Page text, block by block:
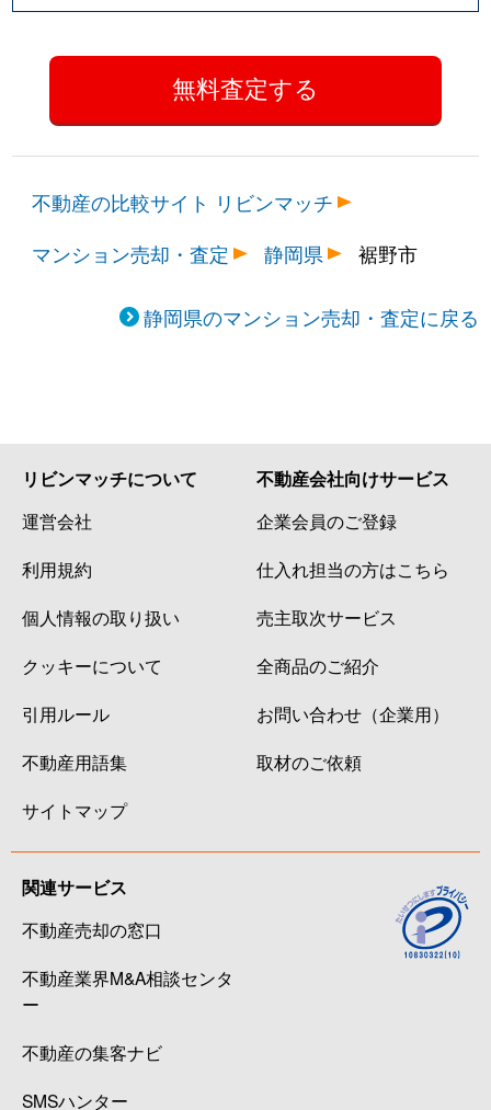
不動産の比較サイト リビンマッチ
マンション売却・査定
静岡県 裾野市
静岡県のマンション売却・査定に戻る
リビンマッチについて
運営会社
利用規約
個人情報の取り扱い
クッキーについて
引用ルール
不動産用語集
サイトマップ
不動産会社向けサービス
企業会員のご登録
仕入れ担当の方はこちら
売主取次サービス
全商品のご紹介
お問い合わせ（企業用）
取材のご依頼
関連サービス
不動産売却の窓口
不動産業界M&A相談センタ
ー
不動産の集客ナビ
SMSハンター